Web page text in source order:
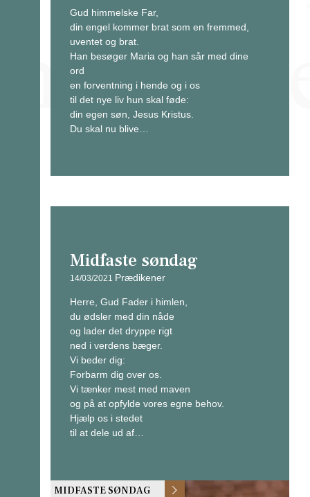
Gud himmelske Far,
din engel kommer brat som en fremmed,
uventet og brat.
Han besøger Maria og han sår med dine
ord
en forventning i hende og i os
til det nye liv hun skal føde:
din egen søn, Jesus Kristus.
Du skal nu blive…
Midfaste søndag
14/03/2021 Prædikener
Herre, Gud Fader i himlen,
du ødsler med din nåde
og lader det dryppe rigt
ned i verdens bæger.
Vi beder dig:
Forbarm dig over os.
Vi tænker mest med maven
og på at opfylde vores egne behov.
Hjælp os i stedet
til at dele ud af…
MIDFASTE SØNDAG